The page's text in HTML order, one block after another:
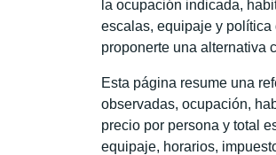
la ocupación indicada,
escalas, equipaje y política
proponerte una alternativa
Esta página resume una
observadas, ocupación,
precio por persona y total
equipaje, horarios,